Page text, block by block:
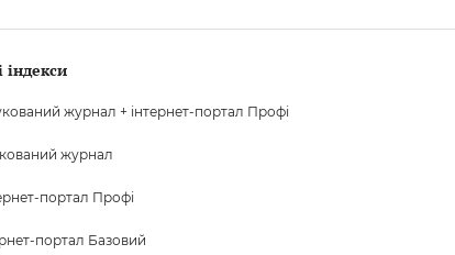
індекси
журнал + інтернет-портал Профі
журнал
портал Профі
портал Базовий